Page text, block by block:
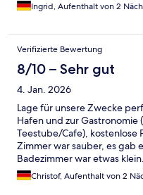
Ingrid, Aufenthalt von 2
Verifizierte Bewertung
8/10 – Sehr gut
4. Jan. 2026
Lage für unsere Zwecke
Hafen und zur Gastronomie
Teestube/Cafe), kostenlose
Zimmer war sauber, es gab
Badezimmer war etwas klein.
Christof, Aufenthalt von 2